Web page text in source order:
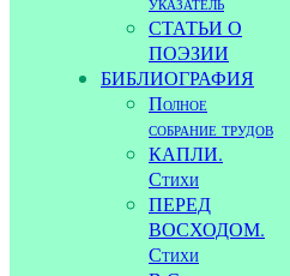
СТАТЬИ О
ПОЭЗИИ
БИБЛИОГРАФИЯ
Полное
собрание трудов
КАПЛИ.
Стихи
ПЕРЕД
ВОСХОДОМ.
Стихи